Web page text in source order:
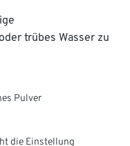
trübes Wasser zu
Pulver
die Einstellung